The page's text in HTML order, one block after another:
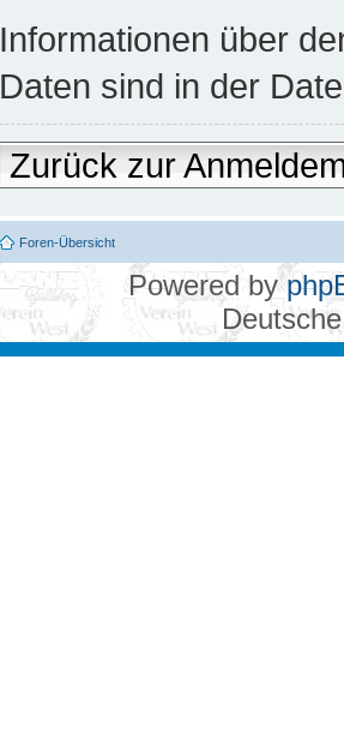
Informationen über
Daten sind in der
Zurück zur
Foren-Übersicht
Powered by